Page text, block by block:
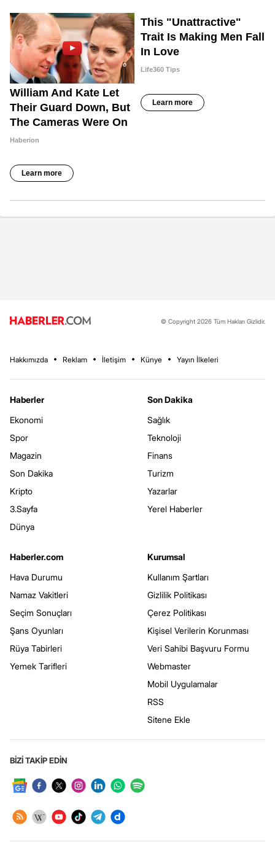
© Copyright 2026 Tüm Hakları Gizlidir.
Hakkımızda Reklam İletişim Künye Yayın İlkeleri
Haberler
Ekonomi
Spor
Magazin
Son Dakika
Kripto
3.Sayfa
Dünya
Son Dakika
Sağlık
Teknoloji
Finans
Turizm
Yazarlar
Yerel Haberler
Haberler.com
Hava Durumu
Namaz Vakitleri
Seçim Sonuçları
Şans Oyunları
Rüya Tabirleri
Yemek Tarifleri
Kurumsal
Kullanım Şartları
Gizlilik Politikası
Çerez Politikası
Kişisel Verilerin Korunması
Veri Sahibi Başvuru Formu
Webmaster
Mobil Uygulamalar
RSS
Sitene Ekle
BİZİ TAKİP EDİN